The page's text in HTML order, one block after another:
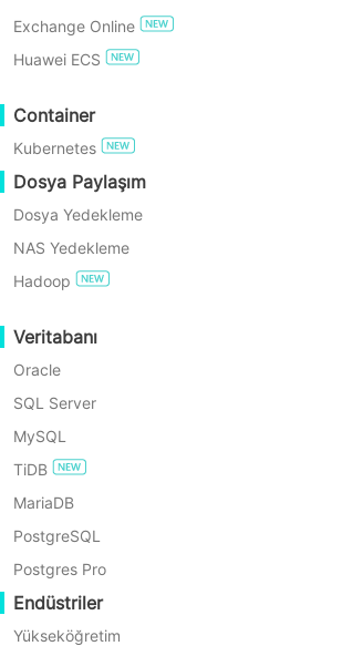
Exchange Online
Huawei ECS
Container
Kubernetes
Dosya Paylaşım
Dosya Yedekleme
NAS Yedekleme
Hadoop
Veritabanı
Oracle
SQL Server
MySQL
TiDB
MariaDB
PostgreSQL
Postgres Pro
Endüstriler
Yükseköğretim
etkilenmemesini garanti eder. Tüm
alır.